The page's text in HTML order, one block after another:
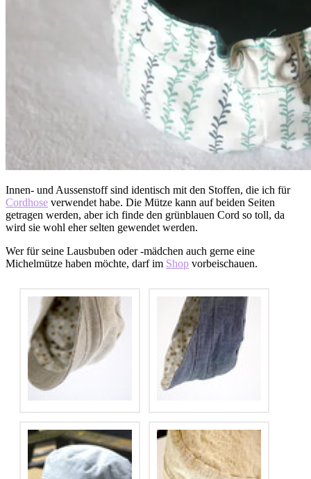
Innen- und Aussenstoff sind identisch mit den Stoffen, die ich für
Cordhose verwendet habe. Die Mütze kann auf beiden Seiten
getragen werden, aber ich finde den grünblauen Cord so toll, da
wird sie wohl eher selten gewendet werden.
Wer für seine Lausbuben oder -mädchen auch gerne eine
Michelmütze haben möchte, darf im Shop vorbeischauen.